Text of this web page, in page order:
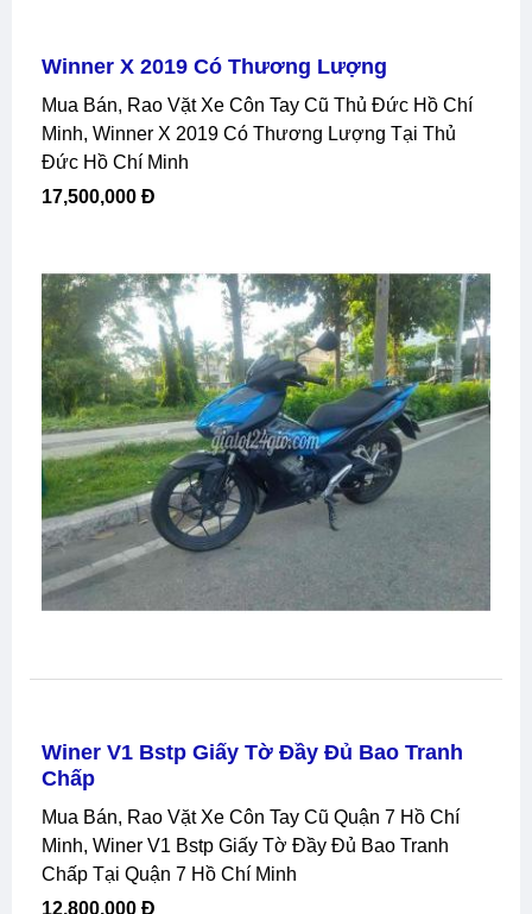
Winner X 2019 Có Thương Lượng
Mua Bán, Rao Vặt Xe Côn Tay Cũ Thủ Đức Hồ Chí
Minh, Winner X 2019 Có Thương Lượng Tại Thủ
Đức Hồ Chí Minh
17,500,000 Đ
Winer V1 Bstp Giấy Tờ Đầy Đủ Bao Tranh
Chấp
Mua Bán, Rao Vặt Xe Côn Tay Cũ Quận 7 Hồ Chí
Minh, Winer V1 Bstp Giấy Tờ Đầy Đủ Bao Tranh
Chấp Tại Quận 7 Hồ Chí Minh
12,800,000 Đ